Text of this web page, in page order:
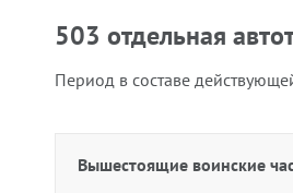
503 отдельная
Период в составе
Вышестоящие воинские